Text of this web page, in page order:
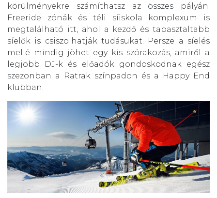
körülményekre számíthatsz az összes pályán.
Freeride zónák és téli síiskola komplexum is
megtalálható itt, ahol a kezdő és tapasztaltabb
síelők is csiszolhatják tudásukat. Persze a síelés
mellé mindig jöhet egy kis szórakozás, amiről a
legjobb DJ-k és előadók gondoskodnak egész
szezonban a Ratrak színpadon és a Happy End
klubban.